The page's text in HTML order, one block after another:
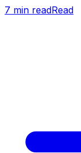
7 min readRead